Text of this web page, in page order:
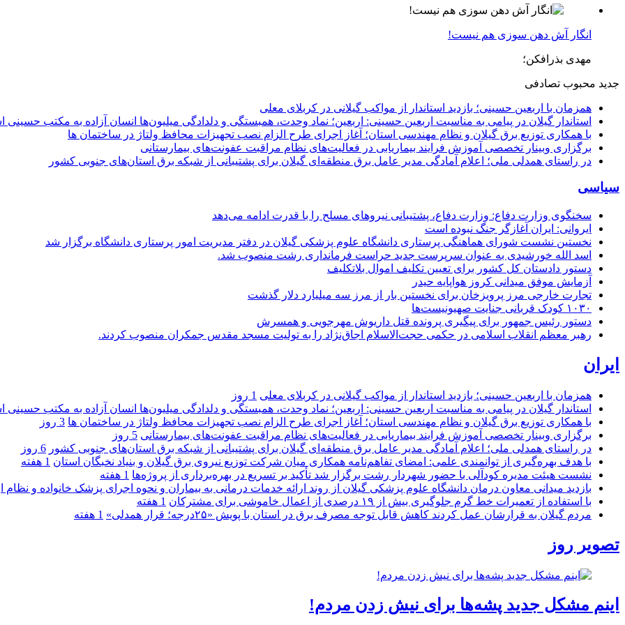
انگار آش دهن سوزی هم نیست!
مهدی بذرافکن؛
جدید محبوب تصادفی
همزمان با اربعین حسینی؛ بازدید استاندار از مواکب گیلانی در کربلای معلی
استاندار گیلان در پیامی به مناسبت اربعین حسینی: اربعین؛ نماد وحدت، همبستگی و دلدادگی میلیون‌ها انسان آزاده به مکتب
با همکاری توزیع برق گیلان و نظام مهندسی استان؛ آغاز اجرای طرح الزام نصب تجهیزات محافظ ولتاژ در ساختمان ها
برگزاری وبینار تخصصی آموزش فرایند بیماریابی در فعالیت‌های نظام مراقبت عفونت‌های بیمارستانی
در راستای همدلی ملی؛ اعلام آمادگی مدیر عامل برق منطقه‌ای گیلان برای پشتیبانی از شبكه برق استان‌های جنوبی كشور
سیاسی
سخنگوی وزارت دفاع: وزارت دفاع، پشتیبانی نیرو‌های مسلح را با قدرت ادامه می‌دهد
ایروانی: ایران آغازگر جنگ نبوده است
نخستین نشست شورای هماهنگی پرستاری دانشگاه علوم پزشکی گیلان در دفتر مدیریت امور پرستاری دانشگاه برگزار شد
اسد الله خورشیدی به عنوان سرپرست جدید حراست فرمانداری رشت منصوب شد.
دستور دادستان کل کشور برای تعیین تکلیف اموال بلاتکلیف
آزمایش موفق میدانی کروز هواپایه حیدر
تجارت خارجی مرز پرویزخان برای نخستین بار از مرز سه میلیارد دلار گذشت
۱۰۳۰ کودک قربانی جنایت صهیونیست‌ها
دستور رئیس جمهور برای پیگیری پرونده قتل داریوش مهرجویی و همسرش
رهبر معظم انقلاب اسلامی در حکمی حجت‌الاسلام اجاق‌نژاد را به تولیت مسجد مقدس جمکران منصوب کردند.
ایران
همزمان با اربعین حسینی؛ بازدید استاندار از مواکب گیلانی در کربلای معلی 1 روز
استاندار گیلان در پیامی به مناسبت اربعین حسینی: اربعین؛ نماد وحدت، همبستگی و دلدادگی میلیون‌ها انسان آزاده به مکتب
با همکاری توزیع برق گیلان و نظام مهندسی استان؛ آغاز اجرای طرح الزام نصب تجهیزات محافظ ولتاژ در ساختمان ها 3 روز
برگزاری وبینار تخصصی آموزش فرایند بیماریابی در فعالیت‌های نظام مراقبت عفونت‌های بیمارستانی 5 روز
در راستای همدلی ملی؛ اعلام آمادگی مدیر عامل برق منطقه‌ای گیلان برای پشتیبانی از شبكه برق استان‌های جنوبی كشور 6 روز
با هدف بهره‌گیری از توانمندی علمی: امضای تفاهم‌نامه همكاری میان شركت توزیع نیروی برق گیلان و بنیاد نخبگان استان 1 هفته
نشست هیئت مدیره کودآلی با حضور شهردار رشت برگزار شد تأکید بر تسریع در بهره‌برداری از پروژه‌ها 1 هفته
بازدید میدانی معاون درمان دانشگاه علوم پزشکی گیلان از روند ارائه خدمات درمانی به بیماران و نحوه اجرای پزشک خانواده و
با استفاده از تعمیرات خط گرم جلوگیری بیش از ۱۹ درصدی از اعمال خاموشی برای مشتركان
1 هفته
مردم گیلان به قرارشان عمل کردند كاهش قابل توجه مصرف برق در استان با پویش «۲۵درجه؛ قرار همدلی»
1 هفته
تصویر روز
اینم مشکل جدید پشه‌ها برای نیش زدن مردم!